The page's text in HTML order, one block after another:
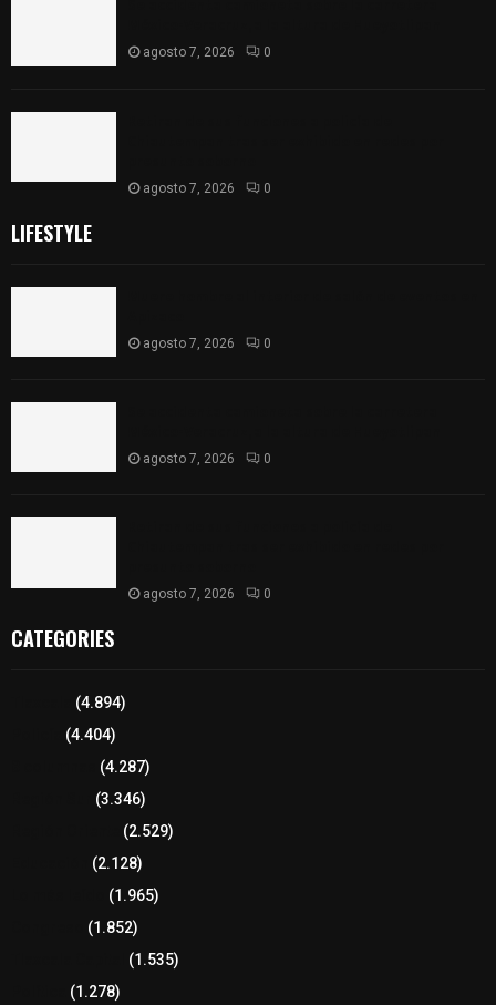
agosto 7, 2026 0
agosto 7, 2026 0
LIFESTYLE
agosto 7, 2026 0
agosto 7, 2026 0
agosto 7, 2026 0
CATEGORIES
(4.894)
(4.404)
(4.287)
(3.346)
(2.529)
(2.128)
(1.965)
(1.852)
(1.535)
(1.278)